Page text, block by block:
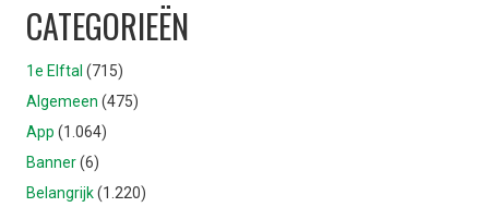
CATEGORIEËN
1e Elftal (715)
Algemeen (475)
App (1.064)
Banner(6)
Belangrijk(1.220)